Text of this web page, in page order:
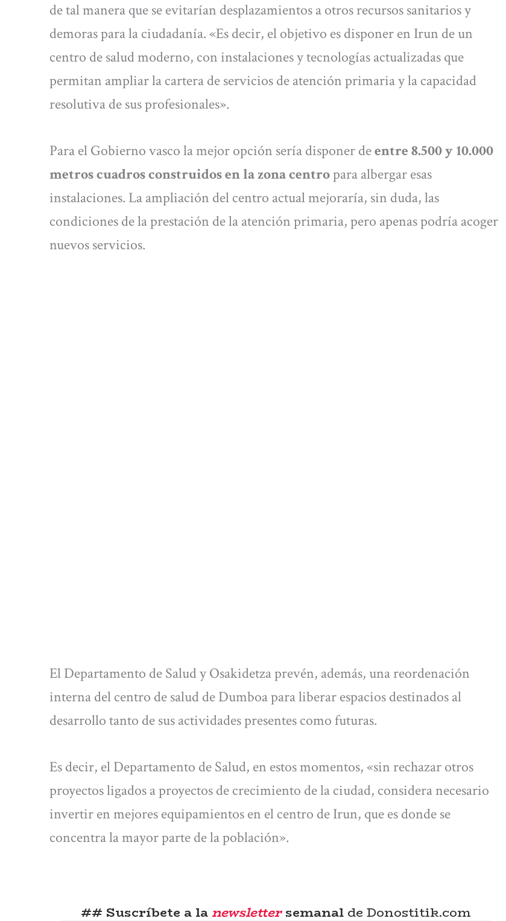
de tal manera que se evitarían desplazamientos a otros recursos sanitarios y
demoras para la ciudadanía. «Es decir, el objetivo es disponer en Irun de un
centro de salud moderno, con instalaciones y tecnologías actualizadas que
permitan ampliar la cartera de servicios de atención primaria y la capacidad
resolutiva de sus profesionales».
Para el Gobierno vasco la mejor opción sería disponer deentre 8.500 y 10.000
metros cuadros construidos en la zona centropara albergar esas
instalaciones. La ampliación del centro actual mejoraría, sin duda, las
condiciones de la prestación de la atención primaria, pero apenas podría acoger
nuevos servicios.
El Departamento de Salud y Osakidetza prevén, además, una reordenación
interna del centro de salud de Dumboa para liberar espacios destinados al
desarrollo tanto de sus actividades presentes como futuras.
Es decir, el Departamento de Salud, en estos momentos, «sin rechazar otros
proyectos ligados a proyectos de crecimiento de la ciudad, considera necesario
invertir en mejores equipamientos en el centro de Irun, que es donde se
concentra la mayor parte de la población».
## Suscríbete a lanewslettersemanal de Donostitik.com